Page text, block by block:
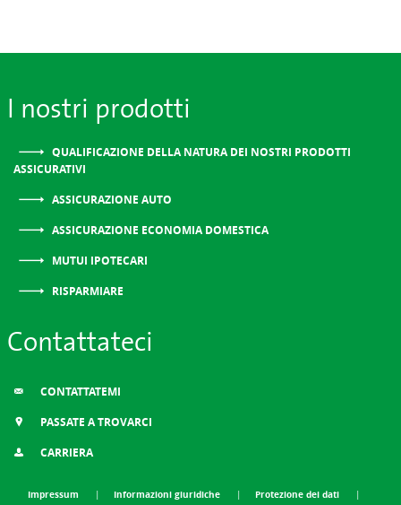
I nostri prodotti
QUALIFICAZIONE DELLA NATURA DEI NOSTRI PRODOTTI
ASSICURATIVI
ASSICURAZIONE AUTO
ASSICURAZIONE ECONOMIA DOMESTICA
MUTUI IPOTECARI
RISPARMIARE
Contattateci
CONTATTATEMI
PASSATE A TROVARCI
CARRIERA
Impressum Informazioni giuridiche Protezione dei dati